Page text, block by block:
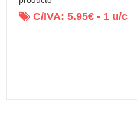
C/IVA:5.95€ - 1 u/c